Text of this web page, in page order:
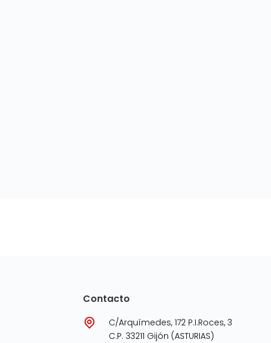
Contacto
C/Arquímedes, 172 P.I.Roces, 3
C.P. 33211 Gijón (ASTURIAS)